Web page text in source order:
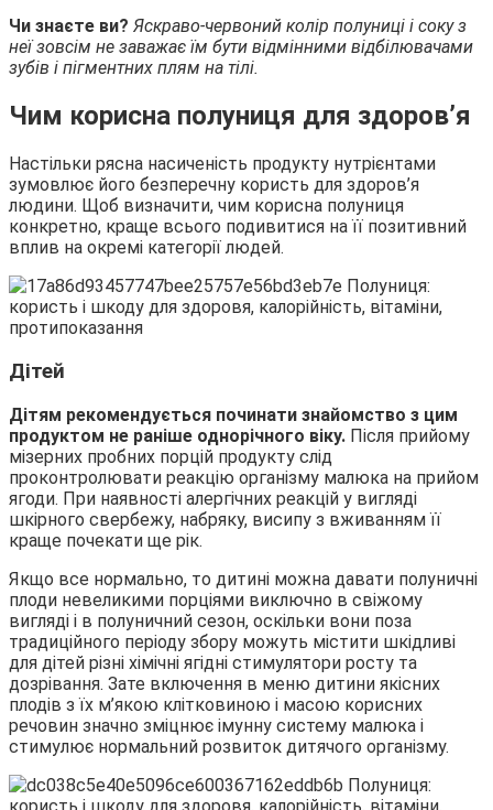
Чи знаєте ви? Яскраво-червоний колір полуниці і соку з
неї зовсім не заважає їм бути відмінними відбілювачами
зубів і пігментних плям на тілі.
Чим корисна полуниця для здоров’я
Настільки рясна насиченість продукту нутрієнтами
зумовлює його безперечну користь для здоров’я
людини. Щоб визначити, чим корисна полуниця
конкретно, краще всього подивитися на її позитивний
вплив на окремі категорії людей.
Дітей
Дітям рекомендується починати знайомство з цим
продуктом не раніше однорічного віку. Після прийому
мізерних пробних порцій продукту слід
проконтролювати реакцію організму малюка на прийом
ягоди. При наявності алергічних реакцій у вигляді
шкірного свербежу, набряку, висипу з вживанням її
краще почекати ще рік.
Якщо все нормально, то дитині можна давати полуничні
плоди невеликими порціями виключно в свіжому
вигляді і в полуничний сезон, оскільки вони поза
традиційного періоду збору можуть містити шкідливі
для дітей різні хімічні ягідні стимулятори росту та
дозрівання. Зате включення в меню дитини якісних
плодів з їх м’якою клітковиною і масою корисних
речовин значно зміцнює імунну систему малюка і
стимулює нормальний розвиток дитячого організму.